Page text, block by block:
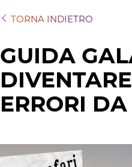
TORNA INDIETRO
GUIDA
ERRORI